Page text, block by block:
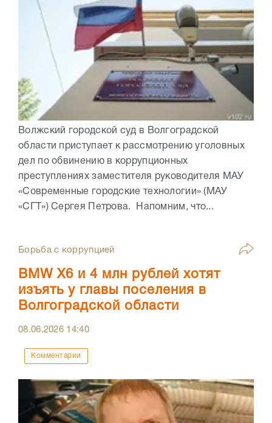
Волжский городской суд в Волгоградской
области приступает к рассмотрению уголовных
дел по обвинению в коррупционных
преступлениях заместителя руководителя МАУ
«Современные городские технологии» (МАУ
«СГТ») Сергея Петрова. Напомним, что...
Борьба с коррупцией
BMW X6 и 4 млн рублей хотят
изъять у главы поселения в
Волгоградской области
08.06.2026 14:40
Комментарии